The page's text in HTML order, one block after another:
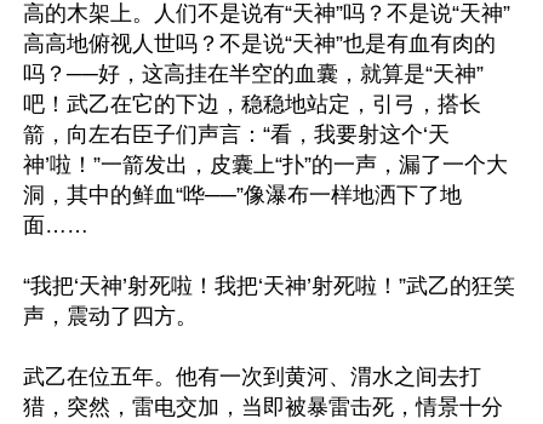
高的木架上。人们不是说有“天神”吗？不是说“天神”
高高地俯视人世吗？不是说“天神”也是有血有肉的
吗？──好，这高挂在半空的血囊，就算是“天神”
吧！武乙在它的下边，稳稳地站定，引弓，搭长
箭，向左右臣子们声言：“看，我要射这个‘天
神’啦！”一箭发出，皮囊上“扑”的一声，漏了一个大
洞，其中的鲜血“哗──”像瀑布一样地洒下了地
面……
“我把‘天神’射死啦！我把‘天神’射死啦！”武乙的狂笑
声，震动了四方。
武乙在位五年。他有一次到黄河、渭水之间去打
猎，突然，雷电交加，当即被暴雷击死，情景十分